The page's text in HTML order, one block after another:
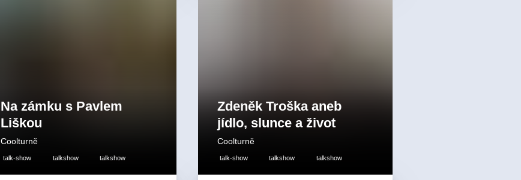
Na zámku s Pavlem
Liškou
Coolturně
talk-show talkshow talkshow
Zdeněk Troška aneb
jídlo, slunce a život
Coolturně
talk-show talkshow talkshow